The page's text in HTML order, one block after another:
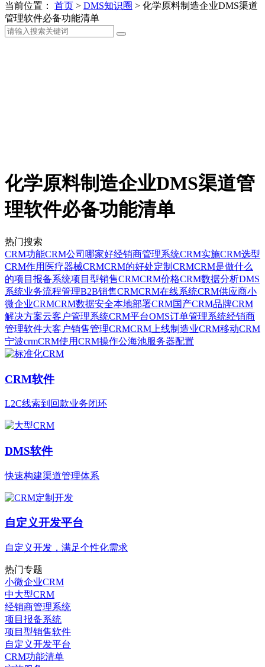
当前位置： 首页 > DMS知识圈 > 化学原料制造企业DMS渠道
管理软件必备功能清单
化学原料制造企业DMS渠道管
理软件必备功能清单
热门搜索
CRM功能CRM公司哪家好经销商管理系统CRM实施CRM选型
CRM作用 医疗器械CRMCRM的好处定制CRMCRM是做什么
的项目报备系统项目型销售CRMCRM价格CRM数据分析DMS
系统业务流程管理B2B销售CRMCRM在线系统CRM供应商小
微企业CRMCRM数据安全本地部署CRM国产CRM品牌CRM
解决方案云客户管理系统CRM平台OMS订单管理系统经销商
管理软件大客户销售管理CRMCRM上线制造业CRM移动CRM
宁波crmCRM使用CRM操作公海池服务器配置
CRM软件
L2C线索到回款业务闭环
DMS软件
快速构建渠道管理体系
自定义开发平台
自定义开发，满足个性化需求
热门专题
小微企业CRM
中大型CRM
经销商管理系统
项目报备系统
项目型销售软件
自定义开发平台
CRM功能清单